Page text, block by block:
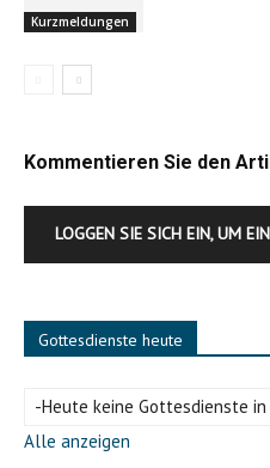
Kurzmeldungen
Kommentieren Sie den
LOGGEN SIE SICH EIN, UM
Gottesdienste heute
-Heute keine Gottesdienste in
Alle anzeigen